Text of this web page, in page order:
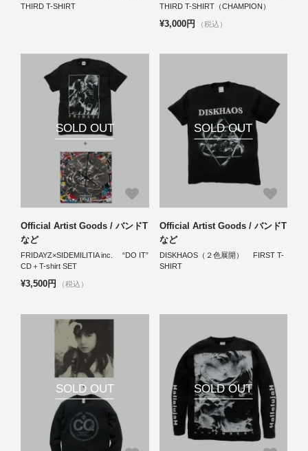
THIRD T-SHIRT
THIRD T-SHIRT（CHAMPION）
¥3,000円 （税込）
SOLD OUT
Official Artist Goods / バンドT
など
FRIDAYZ×SIDEMILITIA inc. “DO IT”
CD＋T-shirt SET
¥3,500円 （税込）
SOLD OUT
Official Artist Goods / バンドT
など
DISKHAOS（２色展開） FIRST T-
SHIRT
SOLD OUT SOLD OUT